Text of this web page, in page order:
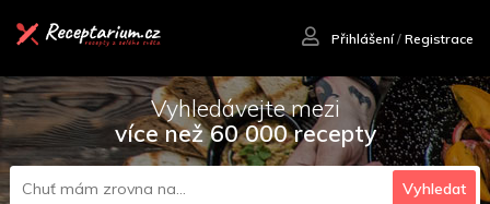
Přihlášení/ Registrace
Vyhledávejte mezi
více než 60 000 recepty
Vyhledat